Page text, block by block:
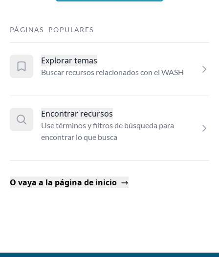
PÁGINAS POPULARES
Explorar temas
Buscar recursos relacionados con el WASH
Encontrar recursos
Use términos y filtros de búsqueda para
encontrar lo que busca
O vaya a la página de inicio